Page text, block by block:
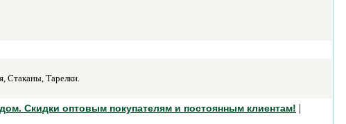
Стаканы, Тарелки.
Скидки оптовым покупателям и постоянным клиентам! |